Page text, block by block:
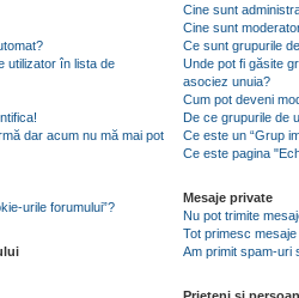
utilizator în lista de
dar acum nu mă mai pot
urile forumului”?
Cine sunt
Cine sunt
Ce sunt grupurile
Unde pot fi găsite
asociez unuia?
Cum pot deveni
De ce grupurile de
Ce este un “Grup
Ce este pagina
Mesaje private
Nu pot trimite
Tot primesc
Am primit spam-uri